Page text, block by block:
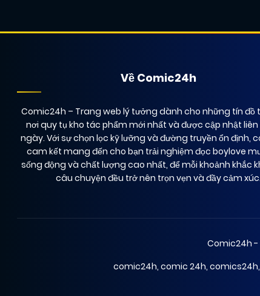
Về Comic24h
Comic24h – Trang web lý tưởng dành cho những tín đồ
nơi quy tụ kho tác phẩm mới nhất và được cập nhật
ngày. Với sự chọn lọc kỹ lưỡng và đường truyền ổn định,
cam kết mang đến cho bạn trải nghiệm đọc boylove
sống động và chất lượng cao nhất, để mỗi khoảnh khắc
câu chuyện đều trở nên trọn vẹn và đầy cảm xúc.
Comic24h -
comic24h, comic 24h, comics24h,